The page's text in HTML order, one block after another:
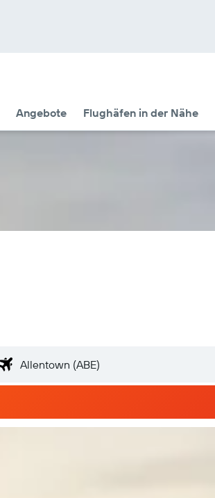
Angebote Flughäfen in der Nähe